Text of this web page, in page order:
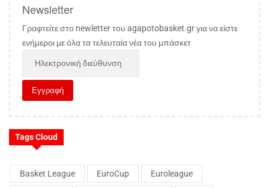
Newsletter
Γραφτείτε στο newletter του agapotobasket.gr για να είστε
ενήμεροι με όλα τα τελευταία νέα του μπάσκετ
Tags Cloud
Basket League EuroCup Euroleague